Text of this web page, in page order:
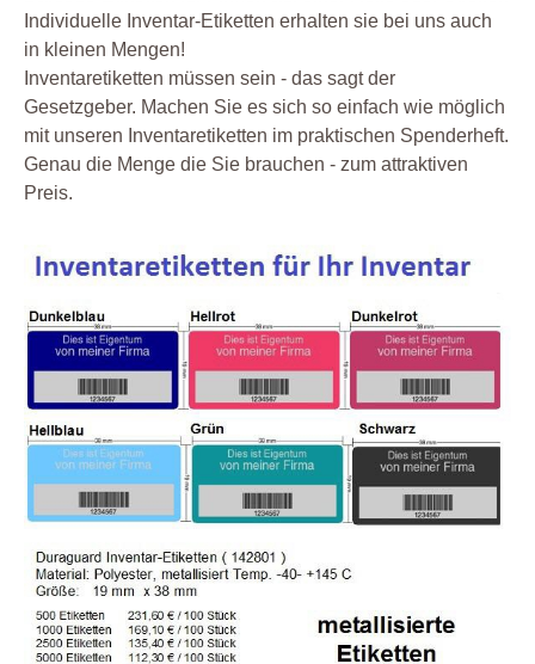
Individuelle Inventar-Etiketten erhalten sie bei uns auch
in kleinen Mengen!
Inventaretiketten müssen sein - das sagt der
Gesetzgeber. Machen Sie es sich so einfach wie möglich
mit unseren Inventaretiketten im praktischen Spenderheft.
Genau die Menge die Sie brauchen - zum attraktiven
Preis.